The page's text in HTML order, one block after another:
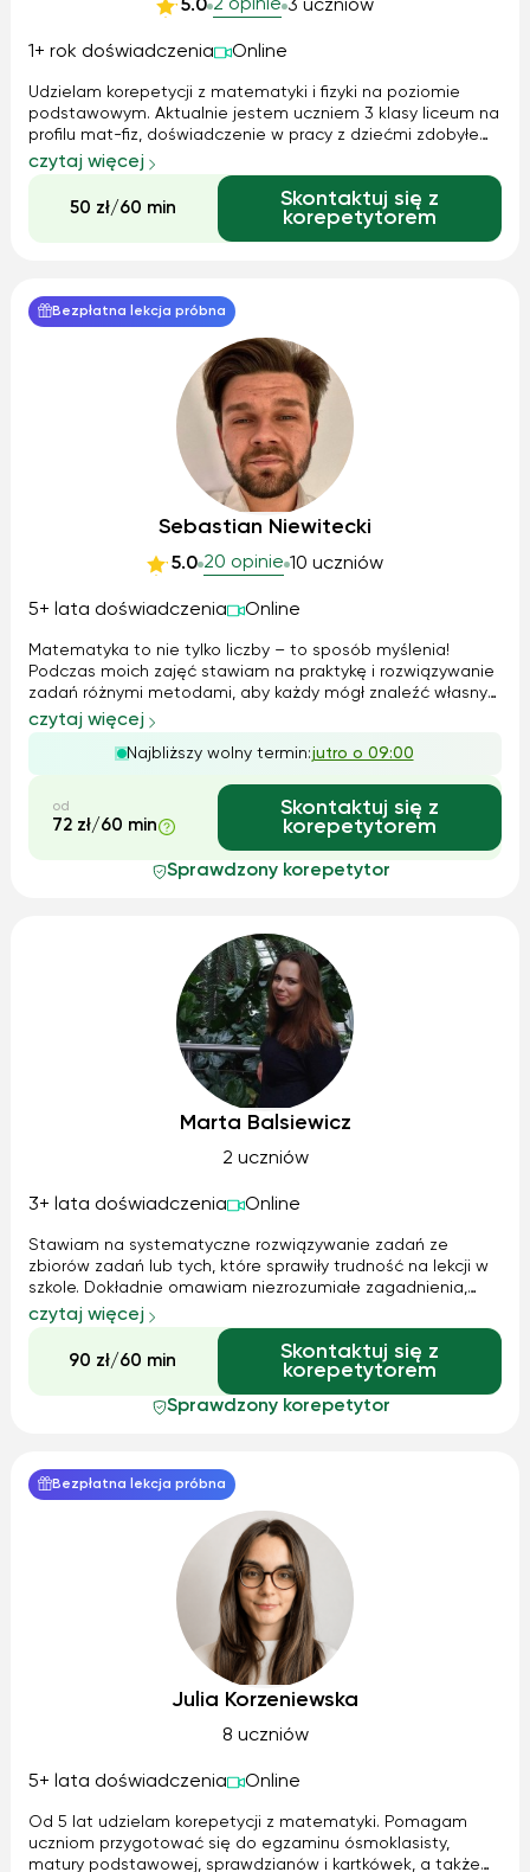
5.0 2 opinie 3 uczniów
1+ rok doświadczenia Online
Udzielam korepetycji z matematyki i fizyki na poziomie
podstawowym. Aktualnie jestem uczniem 3 klasy liceum na
profilu mat-fiz, doświadczenie w pracy z dziećmi zdobyłem
prowadząc zastęp harcerzy w wieku 11-14 lat. Do uczniów
dojeżdżam lub prowadzę zajęcia online. Mam świadomość
że 17 lat i fakt wcią...
czytaj więcej
50 zł/60 min
Skontaktuj się z
korepetytorem
Bezpłatna lekcja próbna
Sebastian Niewitecki
5.0 20 opinie 10 uczniów
5+ lata doświadczenia Online
Matematyka to nie tylko liczby – to sposób myślenia!
Podczas moich zajęć stawiam na praktykę i rozwiązywanie
zadań różnymi metodami, aby każdy mógł znaleźć własny
sposób na ich zrozumienie. Przygotowuję autorskie
materiały i korzystam z tablic internetowych, co pozwala
na interaktywną naukę. Dodatko...
czytaj więcej
Najbliższy wolny termin:jutro o 09:00
od
72 zł/60 min
Skontaktuj się z
korepetytorem
Sprawdzony korepetytor
Marta Balsiewicz
2 uczniów
3+ lata doświadczenia Online
Stawiam na systematyczne rozwiązywanie zadań ze
zbiorów zadań lub tych, które sprawiły trudność na lekcji w
szkole. Dokładnie omawiam niezrozumiałe zagadnienia,
uzupełniając o brakującą wiedzę, aby uczeń naprawdę
schematy zadań i pracujemy na arkuszach z ubiegłych lat.
Dzięki temu uczeń oswaja się z formą egzaminu i nabiera
czytaj więcej
90 zł/60 min
Skontaktuj się z
korepetytorem
Sprawdzony korepetytor
Bezpłatna lekcja próbna
Julia Korzeniewska
8 uczniów
5+ lata doświadczenia Online
Od 5 lat udzielam korepetycji z matematyki. Pomagam
uczniom przygotować się do egzaminu ósmoklasisty,
matury podstawowej, sprawdzianów i kartkówek, a także